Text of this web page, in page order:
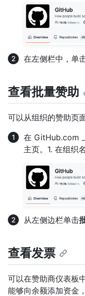
在左侧栏中，单
查看批量赞助
可以从组织的赞助页
在 GitHub.com
主页。1. 在组织
从左侧边栏单击
查看发票
可以在赞助商仪表板
能够向余额添加资金